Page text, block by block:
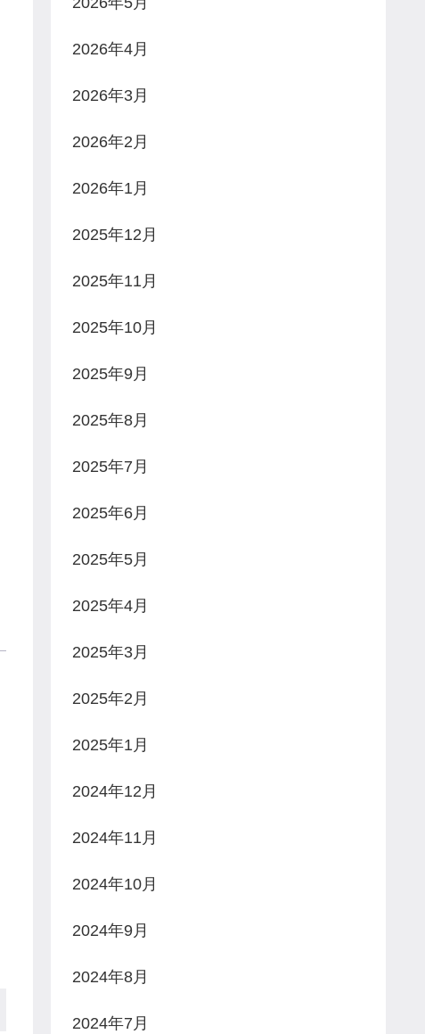
2026年4月
2026年3月
2026年2月
2026年1月
2025年12月
2025年11月
2025年10月
2025年9月
2025年8月
2025年7月
2025年6月
2025年5月
2025年4月
2025年3月
2025年2月
2025年1月
2024年12月
2024年11月
2024年10月
2024年9月
2024年8月
2024年7月